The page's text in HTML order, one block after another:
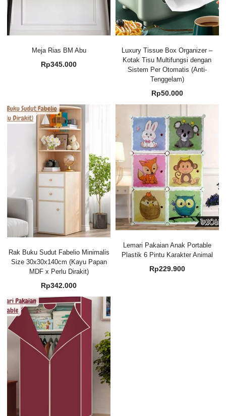
Meja Rias BM Abu
Rp345.000
Luxury Tissue Box Organizer –
Kotak Tisu Multifungsi dengan
Sistem Per Otomatis (Anti-
Tenggelam)
Rp50.000
Rak Buku Sudut Fabelio Minimalis
Size 30x30x140cm (Kayu Papan
MDF x Perlu Dirakit)
Rp342.000
Lemari Pakaian Anak Portable
Plastik 6 Pintu Karakter Animal
Rp229.900